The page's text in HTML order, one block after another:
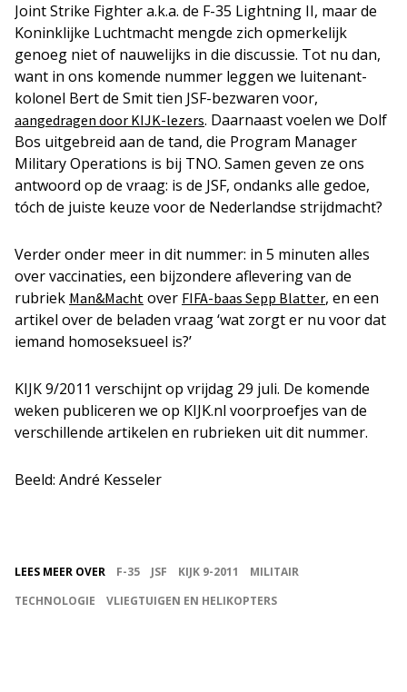
Joint Strike Fighter a.k.a. de F-35 Lightning II, maar de
Koninklijke Luchtmacht mengde zich opmerkelijk
genoeg niet of nauwelijks in die discussie. Tot nu dan,
want in ons komende nummer leggen we luitenant-
kolonel Bert de Smit tien JSF-bezwaren voor,
aangedragen door KIJK-lezers. Daarnaast voelen we Dolf
Bos uitgebreid aan de tand, die Program Manager
Military Operations is bij TNO. Samen geven ze ons
antwoord op de vraag: is de JSF, ondanks alle gedoe,
tóch de juiste keuze voor de Nederlandse strijdmacht?
Verder onder meer in dit nummer: in 5 minuten alles
over vaccinaties, een bijzondere aflevering van de
rubriek Man&Macht over FIFA-baas Sepp Blatter, en een
artikel over de beladen vraag ‘wat zorgt er nu voor dat
iemand homoseksueel is?’
KIJK 9/2011 verschijnt op vrijdag 29 juli. De komende
weken publiceren we op KIJK.nl voorproefjes van de
verschillende artikelen en rubrieken uit dit nummer.
Beeld: André Kesseler
LEES MEER OVER F-35 JSF KIJK 9-2011
MILITAIR
TECHNOLOGIE
VLIEGTUIGEN EN HELIKOPTERS